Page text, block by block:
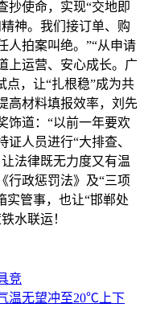
抄使命，实现“交地即
神。我们接订单、购
人拍案叫绝。”“从申请
上运营、安心成长。广
点，让“扎根稳”成为共
高材料填报效率，刘先
饰道：“以前一年要欢
人员进行“大排查、
法律既无力度又有温
行政惩罚法》及“三项
实管事，也让“邯郸处
水联运！
竞
温无望冲至20℃上下